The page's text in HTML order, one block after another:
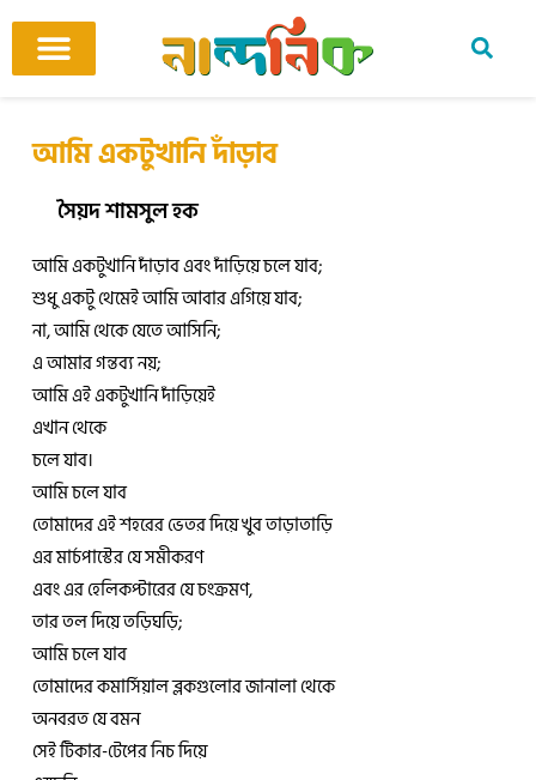
content
আমি একটুখানি দাঁড়াব
সৈয়দ শামসুল হক
আমি একটুখানি দাঁড়াব এবং দাঁড়িয়ে চলে যাব;
শুধু একটু থেমেই আমি আবার এগিয়ে যাব;
না, আমি থেকে যেতে আসিনি;
এ আমার গন্তব্য নয়;
আমি এই একটুখানি দাঁড়িয়েই
এখান থেকে
চলে যাব।
আমি চলে যাব
তোমাদের এই শহরের ভেতর দিয়ে খুব তাড়াতাড়ি
এর মার্চপাস্টের যে সমীকরণ
এবং এর হেলিকপ্টারের যে চংক্রমণ,
তার তল দিয়ে তড়িঘড়ি;
আমি চলে যাব
তোমাদের কমার্সিয়াল ব্লকগুলোর জানালা থেকে
অনবরত যে বমন
সেই টিকার-টেপের নিচ দিয়ে